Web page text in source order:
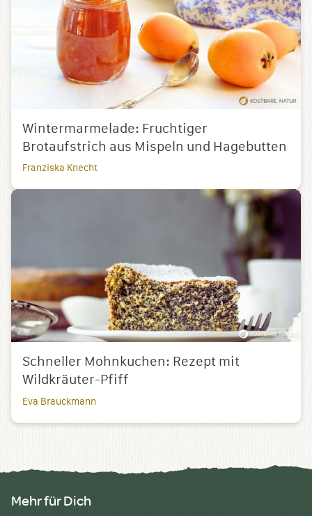
Wintermarmelade: Fruchtiger
Brotaufstrich aus Mispeln und Hagebutten
Franziska Knecht
Schneller Mohnkuchen: Rezept mit
Wildkräuter-Pfiff
Eva Brauckmann
Mehr für Dich